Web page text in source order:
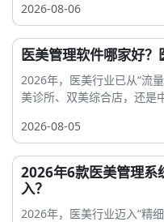
2026-08-06
医美管理软件哪家好
2026年，医美行业已从“流
美诊所、双美综合店，还是
2026-08-05
2026年6款医美管理系
入？
2026年，医美行业迈入“精